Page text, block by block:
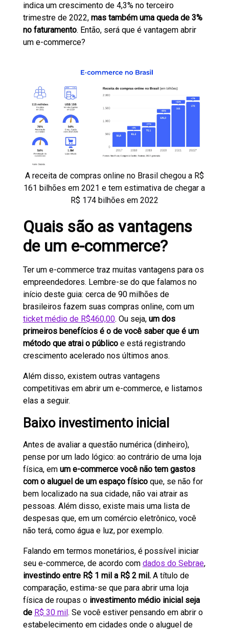
indica um crescimento de 4,3% no terceiro
trimestre de 2022, mas também uma queda de 3%
no faturamento. Então, será que é vantagem abrir
um e-commerce?
A receita de compras online no Brasil chegou a R$
161 bilhões em 2021 e tem estimativa de chegar a
R$ 174 bilhões em 2022
Quais são as vantagens
de um e-commerce?
Ter um e-commerce traz muitas vantagens para os
empreendedores. Lembre-se do que falamos no
início deste guia: cerca de 90 milhões de
brasileiros fazem suas compras online, com um
ticket médio de R$460,00. Ou seja, um dos
primeiros benefícios é o de você saber que é um
método que atrai o públicoe está registrando
crescimento acelerado nos últimos anos.
Além disso, existem outras vantagens
competitivas em abrir um e-commerce, e listamos
elas a seguir.
Baixo investimento inicial
Antes de avaliar a questão numérica (dinheiro),
pense por um lado lógico: ao contrário de uma loja
física, em um e-commerce você não tem gastos
com o aluguel de um espaço físicoque, se não for
bem localizado na sua cidade, não vai atrair as
pessoas. Além disso, existe mais uma lista de
despesas que, em um comércio eletrônico, você
não terá, como água e luz, por exemplo.
Falando em termos monetários, é possível iniciar
seu e-commerce, de acordo com dados do Sebrae,
investindo entre R$ 1 mil a R$ 2 mil.A título de
comparação, estima-se que para abrir uma loja
física de roupas o investimento médio inicial seja
de R$ 30 mil. Se você estiver pensando em abrir o
estabelecimento em cidades onde o aluguel de